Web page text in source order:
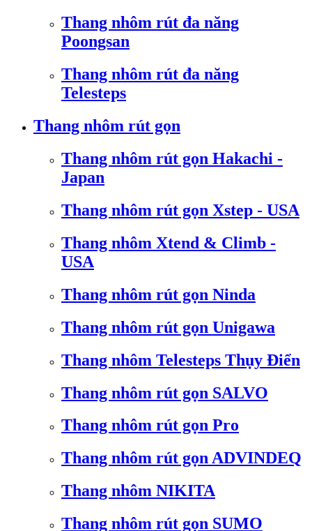
Thang nhôm rút đa năng
Poongsan
Thang nhôm rút đa năng
Telesteps
Thang nhôm rút gọn
Thang nhôm rút gọn Hakachi -
Japan
Thang nhôm rút gọn Xstep - USA
Thang nhôm Xtend & Climb -
USA
Thang nhôm rút gọn Ninda
Thang nhôm rút gọn Unigawa
Thang nhôm Telesteps Thụy Điển
Thang nhôm rút gọn SALVO
Thang nhôm rút gọn Pro
Thang nhôm rút gọn ADVINDEQ
Thang nhôm NIKITA
Thang nhôm rút gọn SUMO